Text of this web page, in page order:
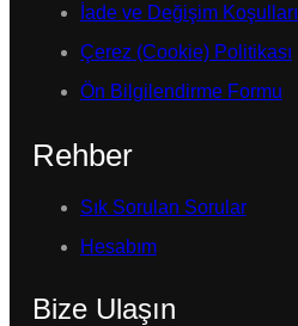
İade ve Değişim Koşulları
Çerez (Cookie) Politikası
Ön Bilgilendirme Formu
Rehber
Sık Sorulan Sorular
Hesabım
Bize Ulaşın